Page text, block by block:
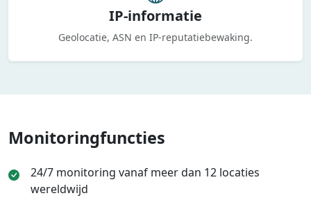
IP-informatie
Geolocatie, ASN en IP-reputatiebewaking.
Monitoringfuncties
24/7 monitoring vanaf meer dan 12 locaties
wereldwijd